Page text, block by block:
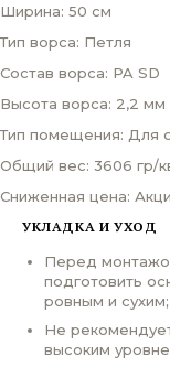
Ширина: 50 см
Тип ворса: Петля
Состав ворса: PA SD
Высота ворса: 2,2 мм
Тип помещения: Для
Общий вес: 3606 гр/
Сниженная цена:
УКЛАДКА И УХОД
Перед
подготовить
ровным и сухим;
Не
высоким